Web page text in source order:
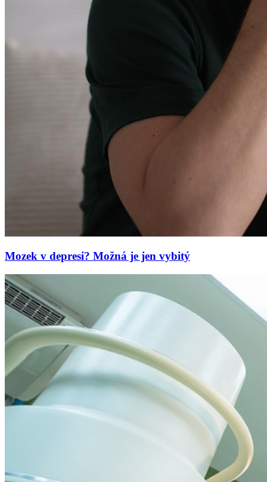
Mozek v depresi? Možná je jen vybitý